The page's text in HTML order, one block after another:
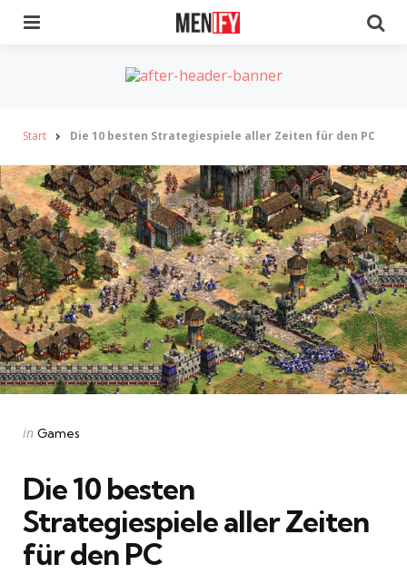
Start Die 10 besten Strategiespiele aller Zeiten für den PC
Categories
Posted
in Games
Die 10 besten
Strategiespiele aller Zeiten
für den PC